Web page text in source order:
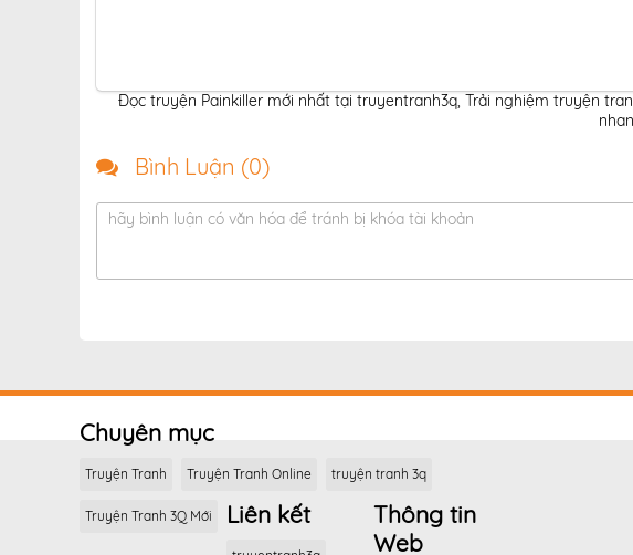
Đọc truyện Painkiller mới nhất tại truyentranh3q, Trải nghiệm truyện
Bình Luận (0)
hãy bình luận có văn hóa để tránh bị khóa tài khoản
Chuyên mục
Truyện Tranh Truyện Tranh Online truyện tranh 3q
Truyện Tranh 3Q Mới Liên kết
Thông tin
Web